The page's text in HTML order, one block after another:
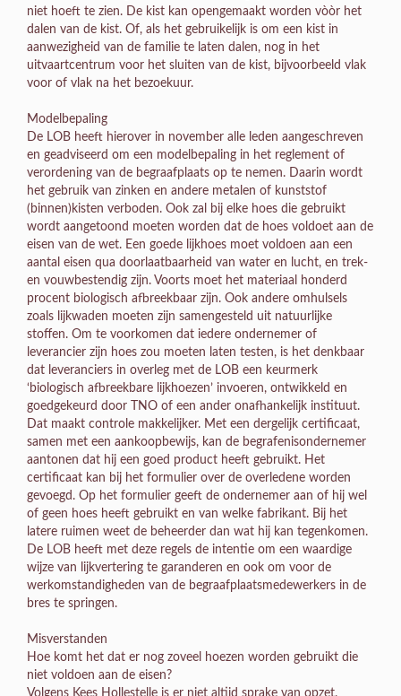
niet hoeft te zien. De kist kan opengemaakt worden vòòr het
dalen van de kist. Of, als het gebruikelijk is om een kist in
aanwezigheid van de familie te laten dalen, nog in het
uitvaartcentrum voor het sluiten van de kist, bijvoorbeeld vlak
voor of vlak na het bezoekuur.
Modelbepaling
De LOB heeft hierover in november alle leden aangeschreven
en geadviseerd om een modelbepaling in het reglement of
verordening van de begraafplaats op te nemen. Daarin wordt
het gebruik van zinken en andere metalen of kunststof
(binnen)kisten verboden. Ook zal bij elke hoes die gebruikt
wordt aangetoond moeten worden dat de hoes voldoet aan de
eisen van de wet. Een goede lijkhoes moet voldoen aan een
aantal eisen qua doorlaatbaarheid van water en lucht, en trek-
en vouwbestendig zijn. Voorts moet het materiaal honderd
procent biologisch afbreekbaar zijn. Ook andere omhulsels
zoals lijkwaden moeten zijn samengesteld uit natuurlijke
stoffen. Om te voorkomen dat iedere ondernemer of
leverancier zijn hoes zou moeten laten testen, is het denkbaar
dat leveranciers in overleg met de LOB een keurmerk
‘biologisch afbreekbare lijkhoezen’ invoeren, ontwikkeld en
goedgekeurd door TNO of een ander onafhankelijk instituut.
Dat maakt controle makkelijker. Met een dergelijk certificaat,
samen met een aankoopbewijs, kan de begrafenisondernemer
aantonen dat hij een goed product heeft gebruikt. Het
certificaat kan bij het formulier over de overledene worden
gevoegd. Op het formulier geeft de ondernemer aan of hij wel
of geen hoes heeft gebruikt en van welke fabrikant. Bij het
latere ruimen weet de beheerder dan wat hij kan tegenkomen.
De LOB heeft met deze regels de intentie om een waardige
wijze van lijkvertering te garanderen en ook om voor de
werkomstandigheden van de begraafplaatsmedewerkers in de
bres te springen.
Misverstanden
Hoe komt het dat er nog zoveel hoezen worden gebruikt die
niet voldoen aan de eisen?
Volgens Kees Hollestelle is er niet altijd sprake van opzet.